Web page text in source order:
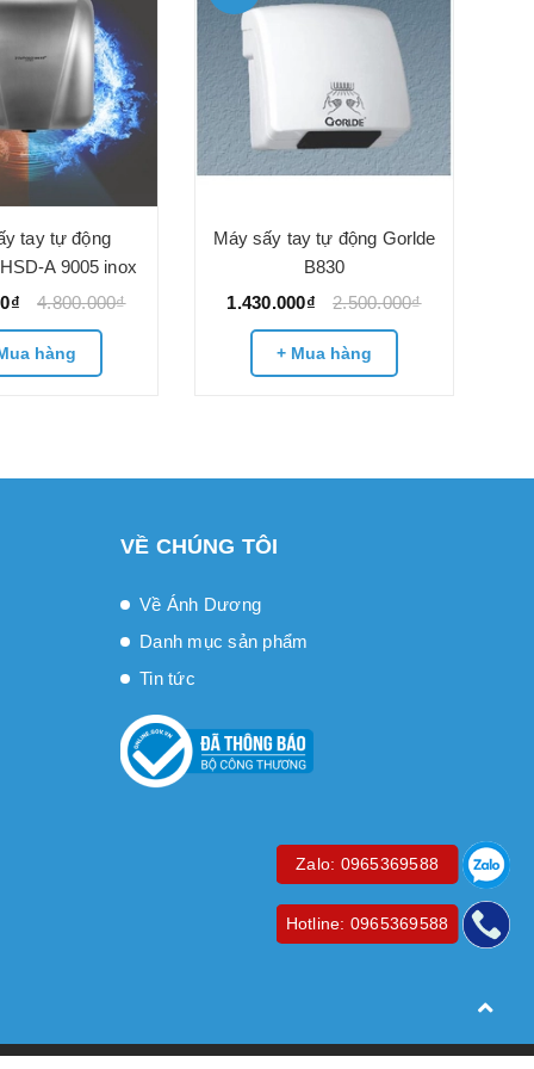
tay tự động
A 9005 inox
4.800.000₫
hàng
Máy sấy tay tự động Gorlde
B830
1.430.000₫
2.500.000₫
+ Mua hàng
VỀ CHÚNG TÔI
Về Ánh Dương
Danh mục sản phẩm
Tin tức
Zalo: 0965369588
Hotline: 0965369588